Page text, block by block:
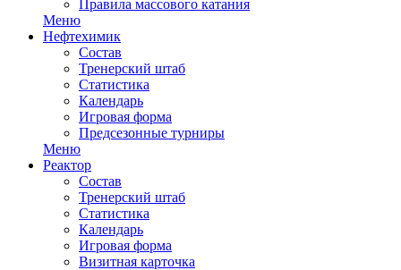
Правила массового катания
Меню
Нефтехимик
Состав
Тренерский штаб
Статистика
Календарь
Игровая форма
Предсезонные турниры
Меню
Реактор
Состав
Тренерский штаб
Статистика
Календарь
Игровая форма
Визитная карточка